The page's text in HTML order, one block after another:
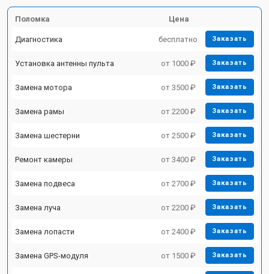
Поломка Цена
Диагностика бесплатно Заказать
Установка антенны пульта от 1000 ₽ Заказать
Замена мотора от 3500 ₽ Заказать
Замена рамы от 2200 ₽ Заказать
Замена шестерни от 2500 ₽ Заказать
Ремонт камеры от 3400 ₽ Заказать
Замена подвеса от 2700 ₽ Заказать
Замена луча от 2200 ₽ Заказать
Замена лопасти от 2400 ₽ Заказать
Замена GPS-модуля от 1500 ₽ Заказать